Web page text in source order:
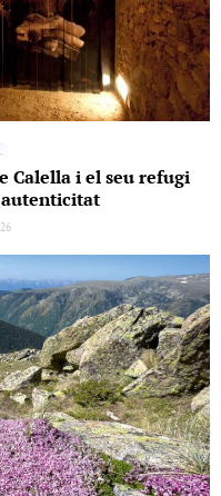
Calella i el seu refugi